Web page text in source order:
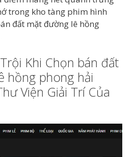
trong kho tàng phim hình
đất mặt đường lê hồng
Khi Chọn bán đất
hồng phong hải
Viện Giải Trí Của